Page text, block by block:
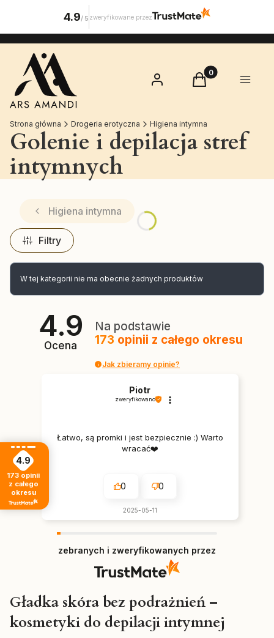
Zaloguj sięProdukty w
Koszyk Menu
Strona główna Drogeria erotyczna Higiena intymna
Golenie i depilacja stref
intymnych
Higiena intymna
Filtry
Lista produktów
W tej kategorii nie ma obecnie żadnych produktów
4.9
Ocena
Na podstawie
173 opinii z całego okresu
Jak zbieramy opinie?
Piotr
zweryfikowano
Łatwo, są promki i jest bezpiecznie :) Warto
wracać❤️
0 0
2025-05-11
zebranych i zweryfikowanych przez
Gładka skóra bez podrażnień –
kosmetyki do depilacji intymnej
4.9
173 opinii
z całego
okresu
4.9/ 5 zweryfikowane przez